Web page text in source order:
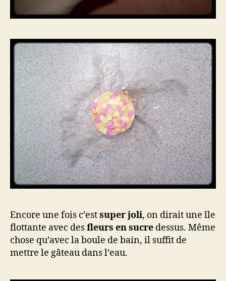
Encore une fois c’estsuper joli, on dirait une île
flottante avec desfleurs en sucre dessus. Même
chose qu’avec la boule de bain, il suffit de
mettre le gâteau dans l’eau.